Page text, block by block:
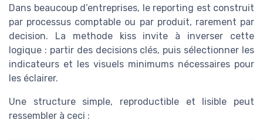
Dans beaucoup d’entreprises, le reporting est construit
par processus comptable ou par produit, rarement par
decision. La methode kiss invite à inverser cette
logique : partir des decisions clés, puis sélectionner les
indicateurs et les visuels minimums nécessaires pour
les éclairer.
Une structure simple, reproductible et lisible peut
ressembler à ceci :